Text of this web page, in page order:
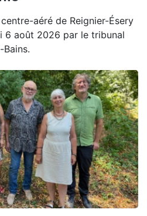
aéré de Reignier-Ésery
6 août 2026 par le tribunal